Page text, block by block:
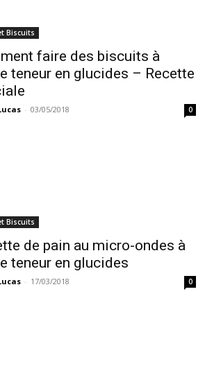
Biscuits
faire des biscuits à
teneur en glucides – Recette
- 03/05/2018 0
Biscuits
de pain au micro-ondes à
teneur en glucides
- 17/03/2018 0